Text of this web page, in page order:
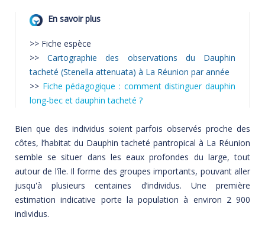
>> Fiche espèce
>>Cartographie des observations du Dauphin
tacheté (Stenella attenuata) à La Réunion par année
>> Fiche pédagogique : comment distinguer dauphin
long-bec et dauphin tacheté ?
Bien que des individus soient parfois observés proche des
côtes, l’habitat du Dauphin tacheté pantropical à La Réunion
semble se situer dans les eaux profondes du large, tout
autour de l’île. Il forme des groupes importants, pouvant aller
jusqu'à plusieurs centaines d’individus. Une première
estimation indicative porte la population à environ 2 900
individus.